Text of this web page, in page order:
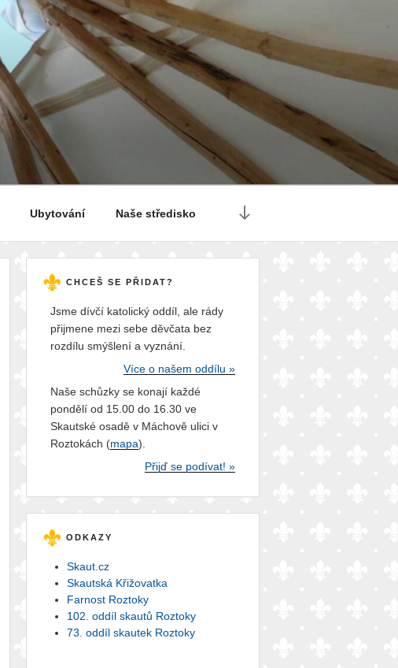
Ubytování Naše středisko
na
obsah
CHCEŠ SE PŘIDAT?
Jsme dívčí katolický oddíl, ale rády
přijmene mezi sebe děvčata bez
rozdílu smýšlení a vyznání.
Více o našem oddílu »
Naše schůzky se konají každé
pondělí od 15.00 do 16.30 ve
Skautské osadě v Máchově ulici v
Roztokách (mapa).
Přijď se podívat! »
ODKAZY
Skaut.cz
Skautská Křižovatka
Farnost Roztoky
102. oddíl skautů Roztoky
73. oddíl skautek Roztoky